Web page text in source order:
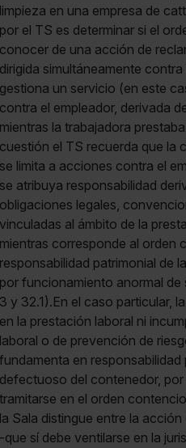
limpieza en una empresa de
por el TS es determinar si el
conocer de una acción de
dirigida simultáneamente
gestiona un servicio (en este
contra el empleador, derivada
mientras la trabajadora
cuestión el TS recuerda que la
se limita a acciones contra el
se atribuya responsabilidad
obligaciones legales,
vinculadas al ámbito de la
mientras corresponde al orden
responsabilidad patrimonial de
por funcionamiento anormal
3 y 32.1).En el caso particular,
en la prestación laboral ni
laboral o de prevención de
fundamenta en
defectuoso del contenedor,
tramitarse en el orden
la Sala distingue entre la
-que sí debe ventilarse en la